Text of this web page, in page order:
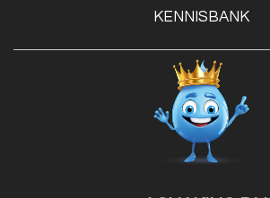
Openingstijden
Contact
Privacy Policy
Veilig betalen met:
KENNISBANK
Blog
Advies
Red Label Filter Series
Nishikigoi-Ô
JPD Japan Pet Design